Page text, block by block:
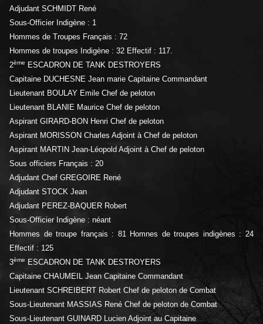
Adjudant SCHMIDT René
Sous-Officier Indigène : 1
Hommes de Troupes Français : 72
Hommes de troupes Indigène : 32 Effectif : 117.
2ème
ESCADRON DE TANK DESTROYERS
Capitaine DUCHESNE Jean marie Capitaine Commandant
Lieutenant BOULAY Emile Chef de peloton
Lieutenant BLANIE Maurice Chef de peloton
Aspirant GIRARD-BON Henri Chef de peloton
Aspirant MORISSON Charles Adjoint à Chef de peloton
Aspirant MARTIN Jean-Léopold Adjoint à Chef de peloton
Sous officiers Français : 20
Adjudant Chef GREGOIRE René
Adjudant STOCK Jean
Adjudant PEREZ-BAQUER Robert
Sous-Officier Indigène : néant
Hommes de troupe français : 81 Homnes de troupes indigènes : 24
Effectif : 125
3ème
ESCADRON DE TANK DESTROYERS
Capitaine CHAUMEIL Jean Capitaine Commandant
Lieutenant SCHREIBERT Robert Chef de peloton de Combat
Sous-Lieutenant MASSIAS René Chef de peloton de Combat
Sous-Lieutenant GUINARD Lucien Adjoint au Capitaine